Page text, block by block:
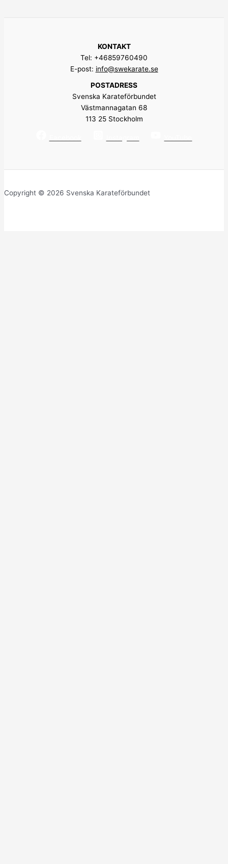
KONTAKT
Tel: +46859760490
E-post: info@swekarate.se
POSTADRESS
Svenska Karateförbundet
Västmannagatan 68
113 25 Stockholm
Copyright © 2026 Svenska Karateförbundet